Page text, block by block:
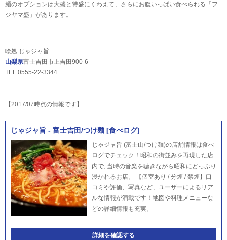
麺のオプションは大盛と特盛にくわえて、さらにお腹いっぱい食べられる「フ
ジヤマ盛」があります。
喰処 じゃジャ旨
山梨県富士吉田市上吉田900-6
TEL 0555-22-3344
【2017/07時点の情報です】
じゃジャ旨 - 富士吉田/つけ麺 [食べログ]
じゃジャ旨 (富士山/つけ麺)の店舗情報は食べ
ログでチェック！昭和の街並みを再現した店
内で, 当時の音楽を聴きながら昭和にどっぷり
浸かれるお店。 【個室あり / 分煙 / 禁煙】口
コミや評価、写真など、ユーザーによるリア
ルな情報が満載です！地図や料理メニューな
どの詳細情報も充実。
詳細を確認する